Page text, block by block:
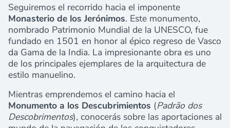
Seguiremos el recorrido hacia el imponente
Monasterio de los Jerónimos. Este monumento,
nombrado Patrimonio Mundial de la UNESCO, fue
fundado en 1501 en honor al épico regreso de Vasco
da Gama de la India. La impresionante obra es uno
de los principales ejemplares de la arquitectura de
estilo manuelino.
Mientras emprendemos el camino hacia el
Monumento a los Descubrimientos (Padrão dos
Descobrimentos), conocerás sobre las aportaciones al